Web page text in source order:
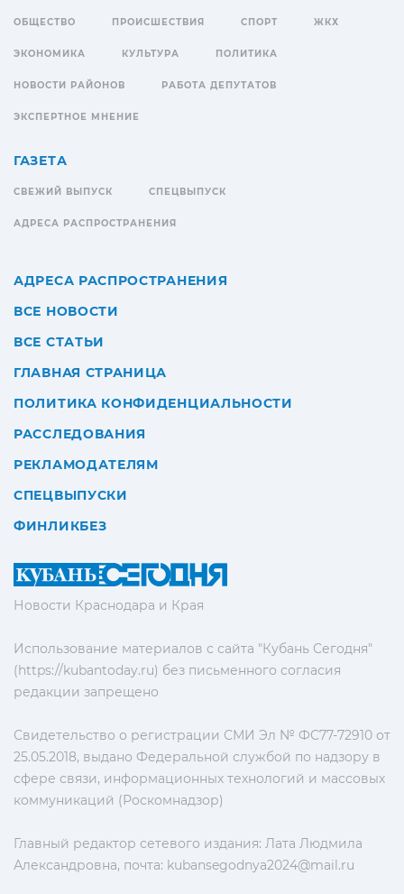
Новости Краснодара и Края
Использование материалов с сайта "Кубань Сегодня"
(https://kubantoday.ru) без письменного согласия
редакции запрещено
Свидетельство о регистрации СМИ Эл № ФС77-72910 от
25.05.2018, выдано Федеральной службой по надзору в
сфере связи, информационных технологий и массовых
коммуникаций (Роскомнадзор)
Главный редактор сетевого издания: Лата Людмила
Александровна, почта: kubansegodnya2024@mail.ru
ОБЩЕСТВО ПРОИСШЕСТВИЯ СПОРТ ЖКХ
ЭКОНОМИКА КУЛЬТУРА ПОЛИТИКА
НОВОСТИ РАЙОНОВ РАБОТА ДЕПУТАТОВ
ЭКСПЕРТНОЕ МНЕНИЕ
ГАЗЕТА
СВЕЖИЙ ВЫПУСК СПЕЦВЫПУСК
АДРЕСА РАСПРОСТРАНЕНИЯ
АДРЕСА РАСПРОСТРАНЕНИЯ
ВСЕ НОВОСТИ
ВСЕ СТАТЬИ
ГЛАВНАЯ СТРАНИЦА
ПОЛИТИКА КОНФИДЕНЦИАЛЬНОСТИ
РАССЛЕДОВАНИЯ
РЕКЛАМОДАТЕЛЯМ
СПЕЦВЫПУСКИ
ФИНЛИКБЕЗ